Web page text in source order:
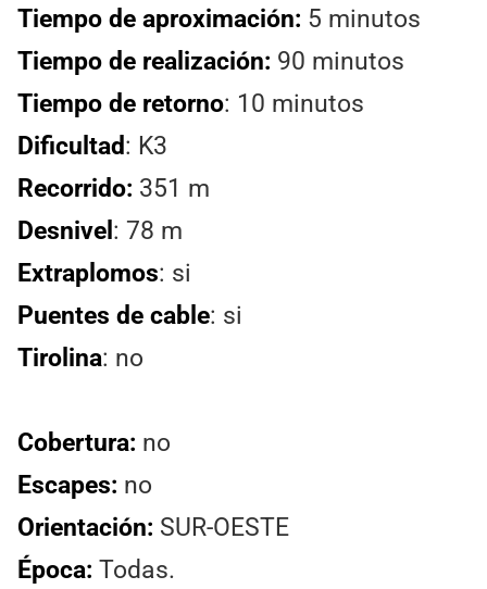
Tiempo de aproximación: 5 minutos
Tiempo de realización: 90 minutos
Tiempo de retorno: 10 minutos
Dificultad: K3
Recorrido: 351 m
Desnivel : 78 m
Extraplomos: si
Puentes de cable: si
Tirolina: no
Cobertura: no
Escapes: no
Orientación: SUR-OESTE
Época: Todas.